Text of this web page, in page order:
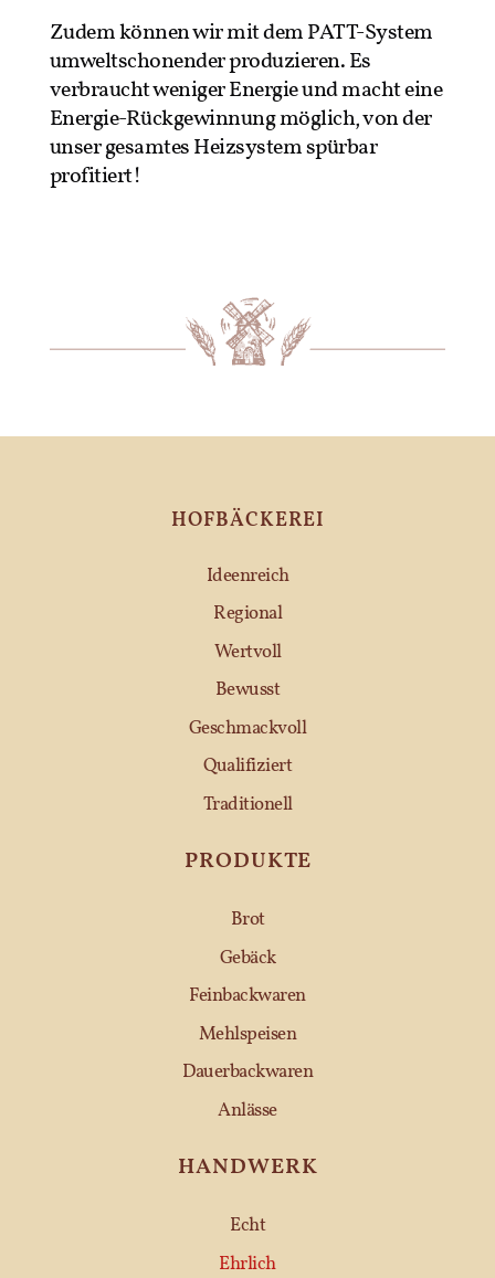
Zudem können wir mit dem PATT-System
umweltschonender produzieren. Es
verbraucht weniger Energie und macht eine
Energie-Rückgewinnung möglich, von der
unser gesamtes Heizsystem spürbar
profitiert!
HOFBÄCKEREI
Ideenreich
Regional
Wertvoll
Bewusst
Geschmackvoll
Qualifiziert
Traditionell
PRODUKTE
Brot
Gebäck
Feinbackwaren
Mehlspeisen
Dauerbackwaren
Anlässe
HANDWERK
Echt
Ehrlich